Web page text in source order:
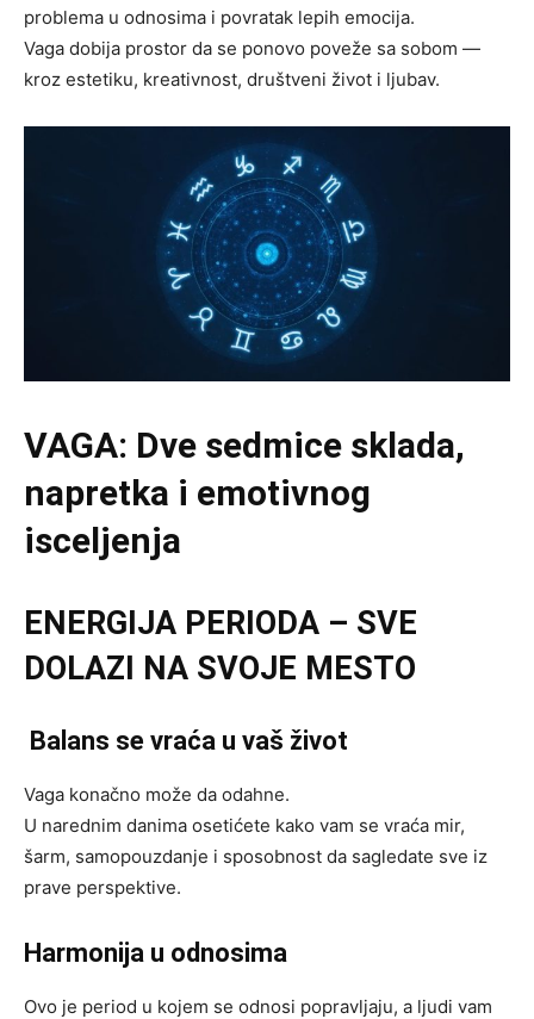
problema u odnosima i povratak lepih emocija.
Vaga dobija prostor da se ponovo poveže sa sobom —
kroz estetiku, kreativnost, društveni život i ljubav.
VAGA: Dve sedmice sklada,
napretka i emotivnog
isceljenja
ENERGIJA PERIODA – SVE
DOLAZI NA SVOJE MESTO
Balans se vraća u vaš život
Vaga konačno može da odahne.
U narednim danima osetićete kako vam se vraća mir,
šarm, samopouzdanje i sposobnost da sagledate sve iz
prave perspektive.
Harmonija u odnosima
Ovo je period u kojem se odnosi popravljaju, a ljudi vam